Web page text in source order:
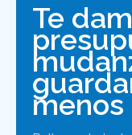
Te
menos